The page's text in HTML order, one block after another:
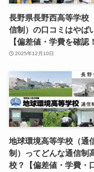
長野県長野西高等学校
信制）の口コミはやば
【偏差値・学費を確認
2025年12月10日
地球環境高等学校（通
制）ってどんな通信制
校？【偏差値・学費・